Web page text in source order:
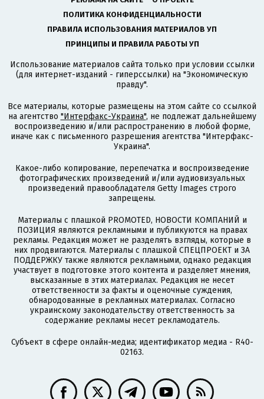
ПОЛИТИКА КОНФИДЕНЦИАЛЬНОСТИ
ПРАВИЛА ИСПОЛЬЗОВАНИЯ МАТЕРИАЛОВ УП
ПРИНЦИПЫ И ПРАВИЛА РАБОТЫ УП
Использование материалов сайта только при условии ссылки
(для интернет-изданий - гиперссылки) на "Экономическую
правду".
Все материалы, которые размещены на этом сайте со ссылкой
на агентство "Интерфакс-Украина", не подлежат дальнейшему
воспроизведению и/или распространению в любой форме,
иначе как с письменного разрешения агентства "Интерфакс-
Украина".
Какое-либо копирование, перепечатка и воспроизведение
фотографических произведений и/или аудиовизуальных
произведений правообладателя Getty Images строго
запрещены.
Материалы с плашкой PROMOTED, НОВОСТИ КОМПАНИЙ и
ПОЗИЦИЯ являются рекламными и публикуются на правах
рекламы. Редакция может не разделять взгляды, которые в
них продвигаются. Материалы с плашкой СПЕЦПРОЕКТ и ЗА
ПОДДЕРЖКУ также являются рекламными, однако редакция
участвует в подготовке этого контента и разделяет мнения,
высказанные в этих материалах. Редакция не несет
ответственности за факты и оценочные суждения,
обнародованные в рекламных материалах. Согласно
украинскому законодательству ответственность за
содержание рекламы несет рекламодатель.
Субъект в сфере онлайн-медиа; идентификатор медиа - R40-
02163.